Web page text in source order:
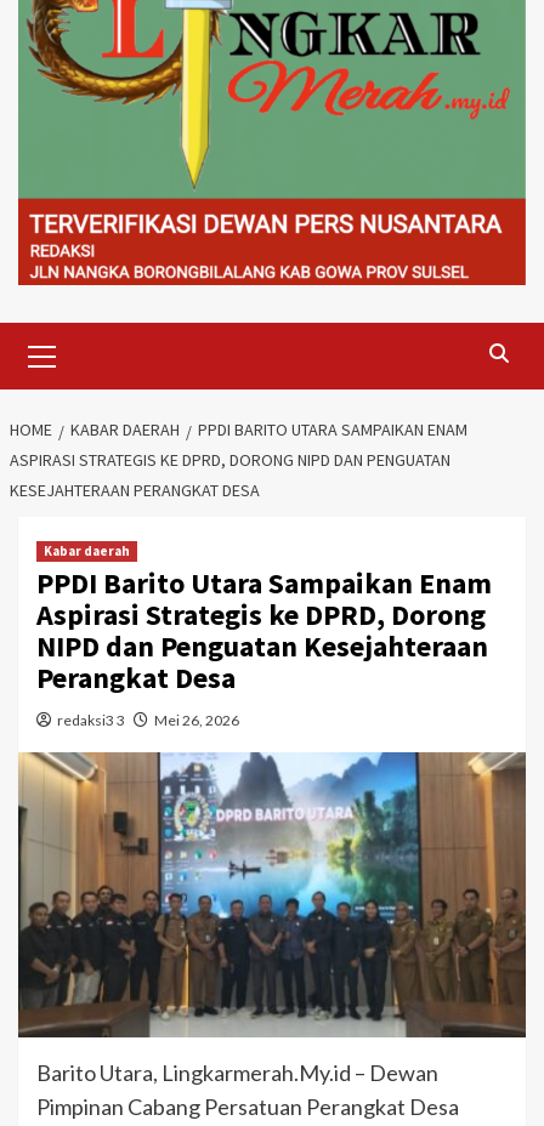
Menu
HOME KABAR DAERAH
PPDI BARITO UTARA SAMPAIKAN ENAM
ASPIRASI STRATEGIS KE DPRD, DORONG NIPD DAN PENGUATAN
KESEJAHTERAAN PERANGKAT DESA
Kabar daerah
PPDI Barito Utara Sampaikan Enam
Aspirasi Strategis ke DPRD, Dorong
NIPD dan Penguatan Kesejahteraan
Perangkat Desa
redaksi3 3 Mei 26, 2026
Barito Utara, Lingkarmerah.My.id – Dewan
Pimpinan Cabang Persatuan Perangkat Desa